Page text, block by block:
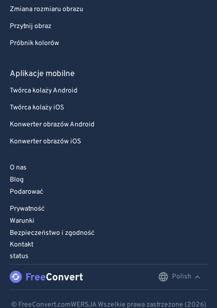
Zmiana rozmiaru obrazu
Przytnij obraz
Próbnik kolorów
Aplikacje mobilne
Twórca kolaży Android
Twórca kolaży iOS
Konwerter obrazów Android
Konwerter obrazów iOS
O nas
Blog
Podarować
Prywatność
Warunki
Bezpieczeństwo i zgodność
Kontakt
status
Polish
© FreeConvert.comWERSJA Wszelkie prawa zastrzeżone (2026)